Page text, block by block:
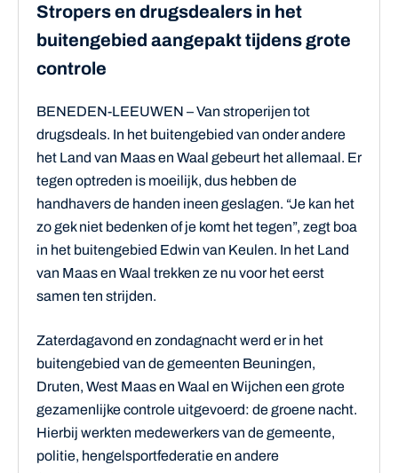
Stropers en drugsdealers in het
buitengebied aangepakt tijdens grote
controle
BENEDEN-LEEUWEN – Van stroperijen tot
drugsdeals. In het buitengebied van onder andere
het Land van Maas en Waal gebeurt het allemaal. Er
tegen optreden is moeilijk, dus hebben de
handhavers de handen ineen geslagen. “Je kan het
zo gek niet bedenken of je komt het tegen”, zegt boa
in het buitengebied Edwin van Keulen. In het Land
van Maas en Waal trekken ze nu voor het eerst
samen ten strijden.
Zaterdagavond en zondagnacht werd er in het
buitengebied van de gemeenten Beuningen,
Druten, West Maas en Waal en Wijchen een grote
gezamenlijke controle uitgevoerd: de groene nacht.
Hierbij werkten medewerkers van de gemeente,
politie, hengelsportfederatie en andere